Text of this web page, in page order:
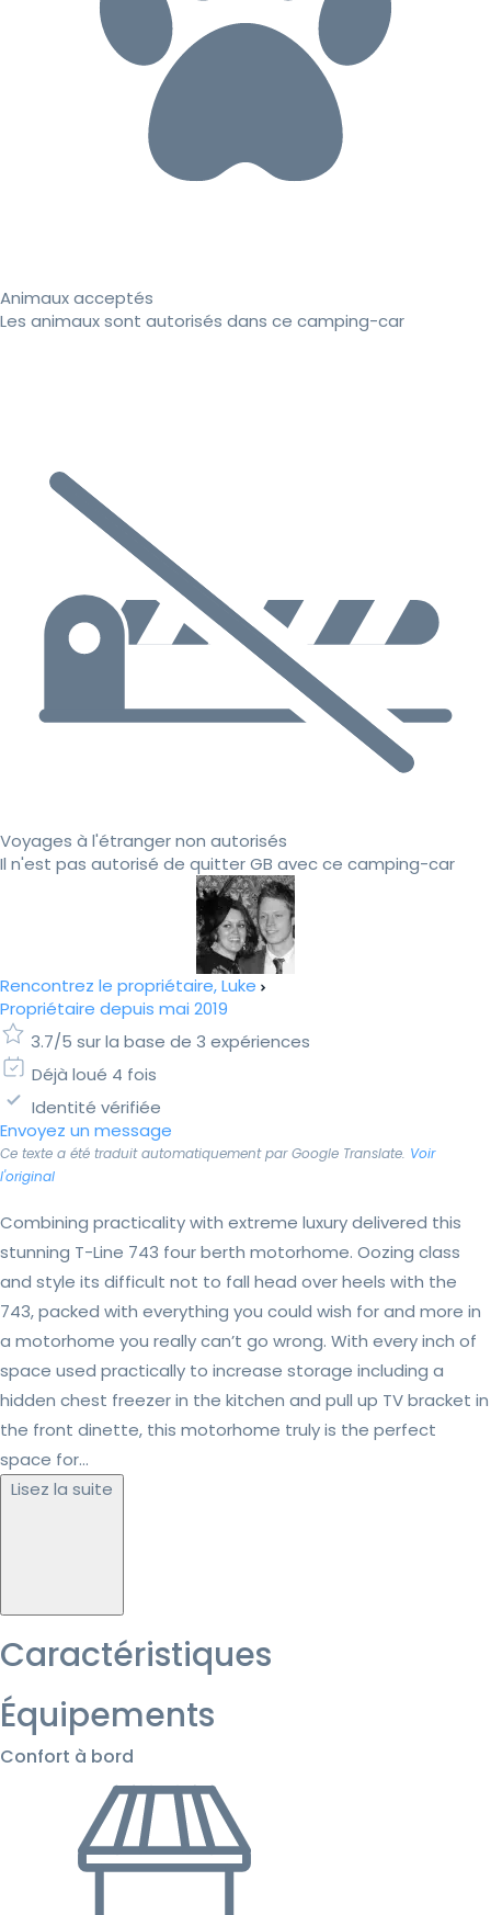
Animaux acceptés
Les animaux sont autorisés dans ce camping-car
Voyages à l'étranger non autorisés
Il n'est pas autorisé de quitter GB avec ce camping-car
Rencontrez le propriétaire, Luke
Propriétaire depuis mai 2019
3.7/5 sur la base de 3 expériences
Déjà loué 4 fois
Identité vérifiée
Envoyez un message
Ce texte a été traduit automatiquement par Google Translate. Voir
l'original
Combining practicality with extreme luxury delivered this
stunning T-Line 743 four berth motorhome. Oozing class
and style its difficult not to fall head over heels with the
743, packed with everything you could wish for and more in
a motorhome you really can’t go wrong. With every inch of
space used practically to increase storage including a
hidden chest freezer in the kitchen and pull up TV bracket in
the front dinette, this motorhome truly is the perfect
space for...
Lisez la suite
Caractéristiques
Équipements
Confort à bord